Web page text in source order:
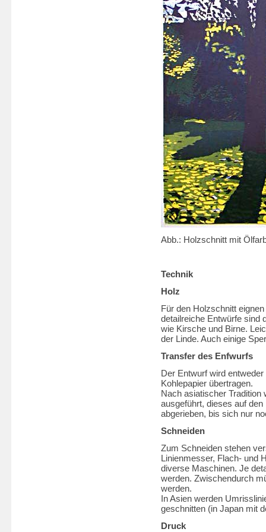
Abb.: Holzschnitt mit
Technik
Holz
Für den Holzschnitt
detailreiche Entwürfe sind
wie Kirsche und Birne.
der Linde. Auch einige
Transfer des Enfwurfs
Der Entwurf wird
Kohlepapier übertragen.
Nach asiatischer Tradition
ausgeführt, dieses auf
abgerieben, bis sich nur
Schneiden
Zum Schneiden stehen
Linienmesser, Flach- und
diverse Maschinen. Je
werden. Zwischendurch
werden.
In Asien werden
geschnitten (in Japan mit
Druck